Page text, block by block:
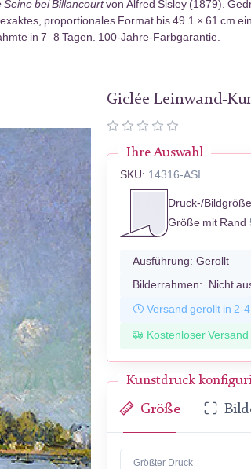
Seine bei Billancourtvon Alfred Sisley (1879).
proportionales Format bis 49.1 × 61 cm
in 7–8 Tagen. 100-Jahre-Farbgarantie.
Giclée Leinwand-
Ihre Auswahl
SKU: 14316-ASI
Druck-/Bildgröße
Größe mit Rand
Ausführung: Gerollt
Bilderrahmen: Nicht
Versand gerollt in 2-
Kostenloser Versand
Kunstdruck
Größe
Größter Druck